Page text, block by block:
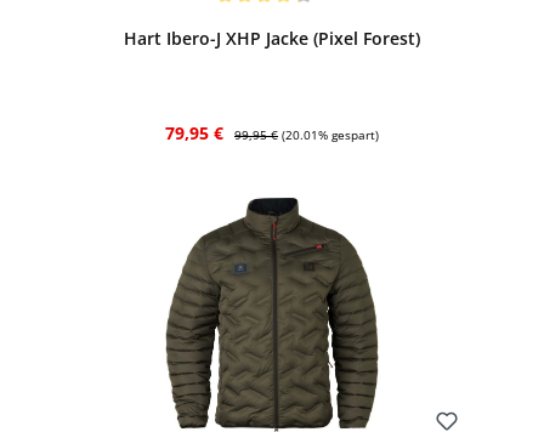
Hart Ibero-J XHP Jacke (Pixel Forest)
Verkaufspreis:
79,95 € 99,95 € (20.01% gespart)